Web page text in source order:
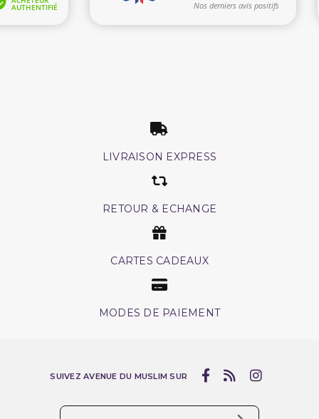
LIVRAISON EXPRESS
RETOUR & ECHANGE
CARTES CADEAUX
MODES DE PAIEMENT
SUIVEZ AVENUE DU MUSLIM SUR